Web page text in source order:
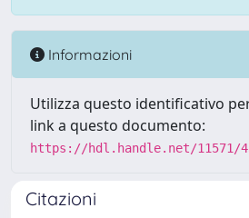
Informazioni
Utilizza questo identificativo
link a questo documento:
https://hdl.handle.net/11571/
Citazioni